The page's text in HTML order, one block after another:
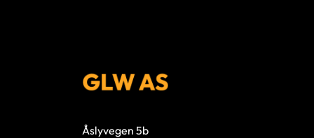
Åslyvegen 5b